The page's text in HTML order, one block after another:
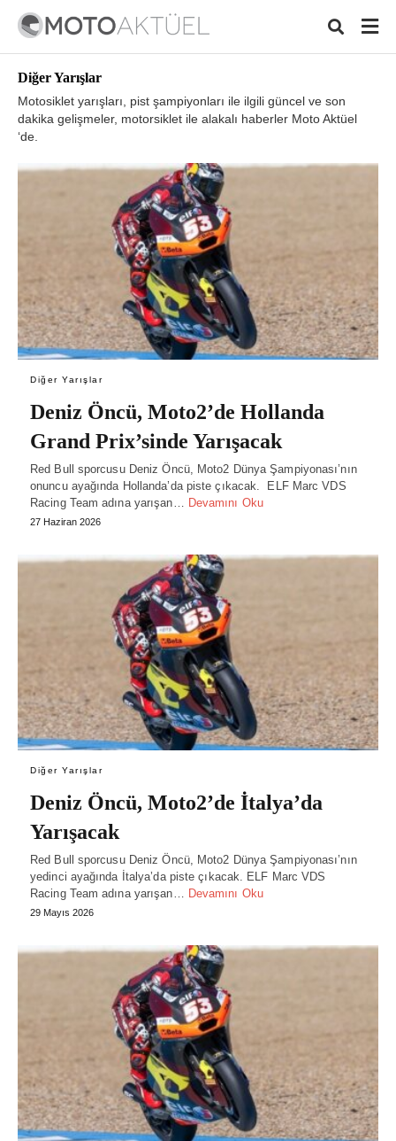
Diğer Yarışlar
Motosiklet yarışları, pist şampiyonları ile ilgili güncel ve son
dakika gelişmeler, motorsiklet ile alakalı haberler Moto Aktüel
‘de.
Diğer Yarışlar
Deniz Öncü, Moto2’de Hollanda
Grand Prix’sinde Yarışacak
Red Bull sporcusu Deniz Öncü, Moto2 Dünya Şampiyonası’nın
onuncu ayağında Hollanda’da piste çıkacak. ELF Marc VDS
Racing Team adına yarışan… Devamını Oku
27 Haziran 2026
Diğer Yarışlar
Deniz Öncü, Moto2’de İtalya’da
Yarışacak
Red Bull sporcusu Deniz Öncü, Moto2 Dünya Şampiyonası’nın
yedinci ayağında İtalya’da piste çıkacak. ELF Marc VDS
Racing Team adına yarışan… Devamını Oku
29 Mayıs 2026